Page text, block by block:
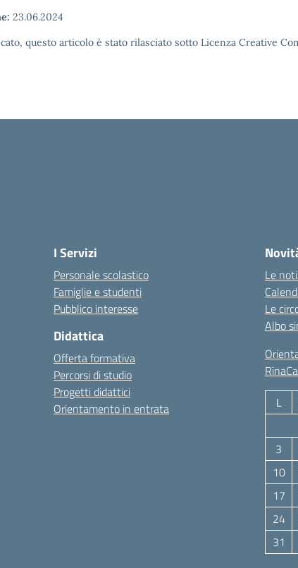
23.06.2024
questo articolo è stato rilasciato sotto Licenza Creative
I Servizi
Personale scolastico
Famiglie e studenti
Pubblico interesse
Didattica
Offerta formativa
Percorsi di studio
Progetti didattici
Orientamento in entrata
Le
Le
Albo
L
3
10
17
24
31